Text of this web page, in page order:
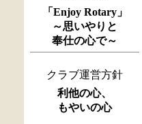
「Enjoy Rotary」
～思いやりと
奉仕の心で～
クラブ運営方針
利他の心、
もやいの心